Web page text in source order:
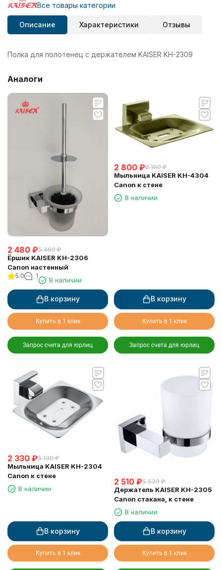
Все товары категории
Описание Характеристики Отзывы
Полка для полотенец с держателем KAISER KH-2309
Аналоги
2 480 ₽5 460 ₽
Ёршик KAISER KH-2306
Canon настенный
5.0 1
В наличии
В корзину
Купить в 1 клик
Запрос счета для юрлиц
2 800 ₽6 160 ₽
Мыльница KAISER KH-4304
Canon к стене
В наличии
В корзину
Купить в 1 клик
Запрос счета для юрлиц
2 330 ₽5 130 ₽
Мыльница KAISER KH-2304
Canon к стене
В наличии
В корзину
Купить в 1 клик
2 510 ₽5 530 ₽
Держатель KAISER KH-2305
Canon стакана, к стене
В наличии
В корзину
Купить в 1 клик